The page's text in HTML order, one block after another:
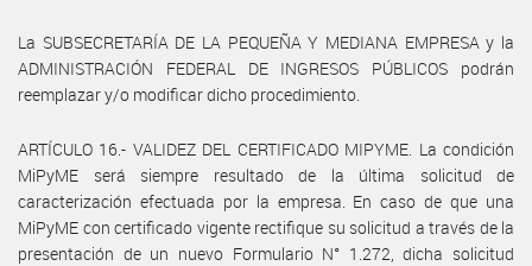
La SUBSECRETARÍA DE LA PEQUEÑA Y MEDIANA EMPRESA y la
ADMINISTRACIÓN FEDERAL DE INGRESOS PÚBLICOS podrán
reemplazar y/o modificar dicho procedimiento.
ARTÍCULO 16.- VALIDEZ DEL CERTIFICADO MIPYME. La condición
MiPyME será siempre resultado de la última solicitud de
caracterización efectuada por la empresa. En caso de que una
MiPyME con certificado vigente rectifique su solicitud a través de la
presentación de un nuevo Formulario N° 1.272, dicha solicitud